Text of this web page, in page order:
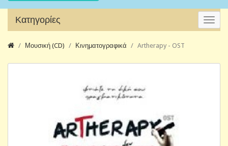
Κατηγορίες
Μουσική (CD) Κινηματογραφικά Artherapy - OST